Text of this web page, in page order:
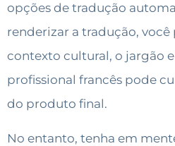
opções de tradução
renderizar a tradução,
contexto cultural, o jargão e
profissional francês pode
do produto final.
No entanto, tenha em